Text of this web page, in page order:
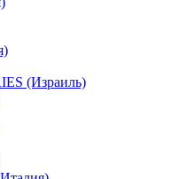
(Израиль)